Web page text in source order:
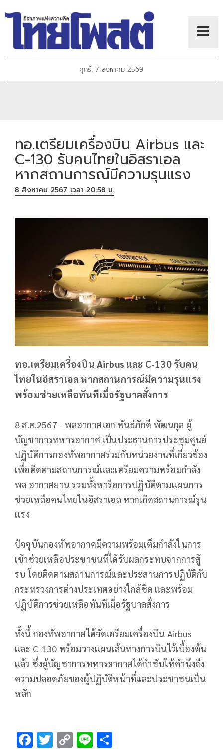
ศุกร์, 7 สิงหาคม 2569
ทอ.เตรียมเครื่องบิน Airbus และ
C-130 รับคนไทยในอิสราเอล
หากสถานการณ์มีความรุนแรง
8 สิงหาคม 2567 เวลา 20:58 น.
ทอ.เตรียมเครื่องบิน Airbus และ C-130 รับคน
ไทยในอิสราเอล หากสถานการณ์มีความรุนแรง
พร้อมช่วยเหลือทันทีเมื่อรัฐบาลสั่งการ
8 ส.ค.2567 - พลอากาศเอก พันธ์ภักดี พัฒนกุล ผู้
บัญชาการทหารอากาศ เป็นประธานการประชุมศูนย์
ปฏิบัติการกองทัพอากาศร่วมกับหน่วยงานที่เกี่ยวข้อง
เพื่อติดตามสถานการณ์และเตรียมความพร้อมกำลัง
พล อากาศยาน รวมทั้งหารือการปฏิบัติตามแผนการ
ช่วยเหลือคนไทยในอิสราเอล หากเกิดสถานการณ์รุน
เเรง
ปัจจุบันกองทัพอากาศมีความพร้อมเต็มกำลังในการ
เข้าช่วยเหลือประชาชนที่ได้รับผลกระทบจากการสู้
รบ โดยติดตามสถานการณ์และประสานการปฏิบัติกับ
กระทรวงการต่างประเทศอย่างใกล้ชิด และพร้อม
ปฏิบัติการช่วยเหลือทันทีเมื่อรัฐบาลสั่งการ
ทั้งนี้ กองทัพอากาศได้จัดเตรียมเครื่องบิน Airbus
และ C-130 พร้อมวางแผนเส้นทางการบินไว้เบื้องต้น
แล้ว ซึ่งผู้บัญชาการทหารอากาศได้กำชับให้คำนึงถึง
ความปลอดภัยของผู้ปฏิบัติหน้าที่และประชาชนเป็น
หลัก
F T C Li